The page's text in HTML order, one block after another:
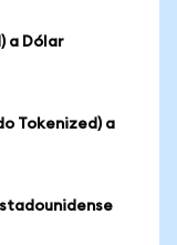
a Dólar
Tokenized) a